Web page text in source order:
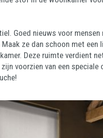
Goed nieuws voor
ze dan schoon met
Deze ruimte verdient
voorzien van een speciale